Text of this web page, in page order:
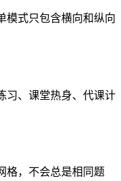
模式只包含横向和纵向
习、课堂热身、代课计
格，不会总是相同题